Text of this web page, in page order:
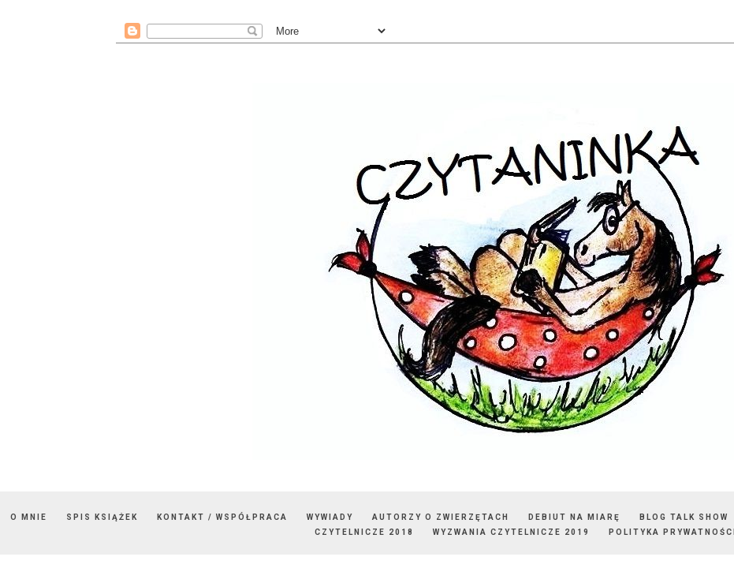
O MNIE SPIS KSIĄŻEK KONTAKT / WSPÓŁPRACA WYWIADY AUTORZY O ZWIERZĘTACH DEBIUT NA MIARĘ BLOG TALK SHOW
CZYTELNICZE 2018
WYZWANIA CZYTELNICZE 2019 POLITYKA PRYWATNOŚCI